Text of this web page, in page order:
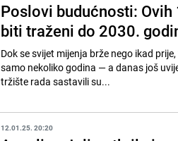
Poslovi budućnosti:
biti traženi do 2030.
Dok se svijet mijenja brže nego ikad
samo nekoliko godina — a danas još
tržište rada sastavili su...
12.01.25. 20:20